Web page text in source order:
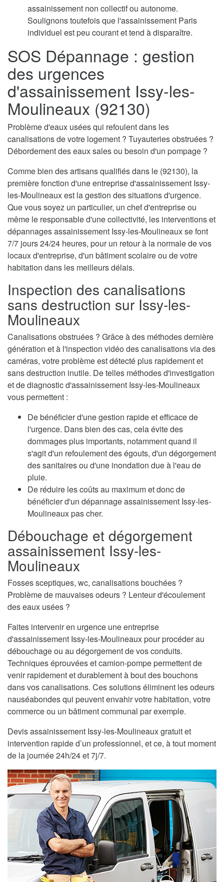
assainissement non collectif ou autonome.
Soulignons toutefois que l'assainissement Paris
individuel est peu courant et tend à disparaître.
SOS Dépannage : gestion
des urgences
d'assainissement Issy-les-
Moulineaux (92130)
Problème d'eaux usées qui refoulent dans les
canalisations de votre logement ? Tuyauteries obstruées ?
Débordement des eaux sales ou besoin d'un pompage ?
Comme bien des artisans qualifiés dans le (92130), la
première fonction d'une entreprise d'assainissement Issy-
les-Moulineaux est la gestion des situations d'urgence.
Que vous soyez un particulier, un chef d'entreprise ou
même le responsable d'une collectivité, les interventions et
dépannages assainissement Issy-les-Moulineaux se font
7/7 jours 24/24 heures, pour un retour à la normale de vos
locaux d'entreprise, d'un bâtiment scolaire ou de votre
habitation dans les meilleurs délais.
Inspection des canalisations
sans destruction sur Issy-les-
Moulineaux
Canalisations obstruées ? Grâce à des méthodes dernière
génération et à l'inspection vidéo des canalisations via des
caméras, votre problème est détecté plus rapidement et
sans destruction inutile. De telles méthodes d'investigation
et de diagnostic d'assainissement Issy-les-Moulineaux
vous permettent :
De bénéficier d'une gestion rapide et efficace de
l'urgence. Dans bien des cas, cela évite des
dommages plus importants, notamment quand il
s'agit d'un refoulement des égouts, d'un dégorgement
des sanitaires ou d'une inondation due à l'eau de
pluie.
De réduire les coûts au maximum et donc de
bénéficier d'un dépannage assainissement Issy-les-
Moulineaux pas cher.
Débouchage et dégorgement
assainissement Issy-les-
Moulineaux
Fosses sceptiques, wc, canalisations bouchées ?
Problème de mauvaises odeurs ? Lenteur d'écoulement
des eaux usées ?
Faites intervenir en urgence une entreprise
d'assainissement Issy-les-Moulineaux pour procéder au
débouchage ou au dégorgement de vos conduits.
Techniques éprouvées et camion-pompe permettent de
venir rapidement et durablement à bout des bouchons
dans vos canalisations. Ces solutions éliminent les odeurs
nauséabondes qui peuvent envahir votre habitation, votre
commerce ou un bâtiment communal par exemple.
Devis assainissement Issy-les-Moulineaux gratuit et
intervention rapide d’un professionnel, et ce, à tout moment
de la journée 24h/24 et 7j/7.